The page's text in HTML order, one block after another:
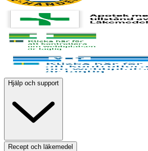
Hjälp och support
Recept och läkemedel